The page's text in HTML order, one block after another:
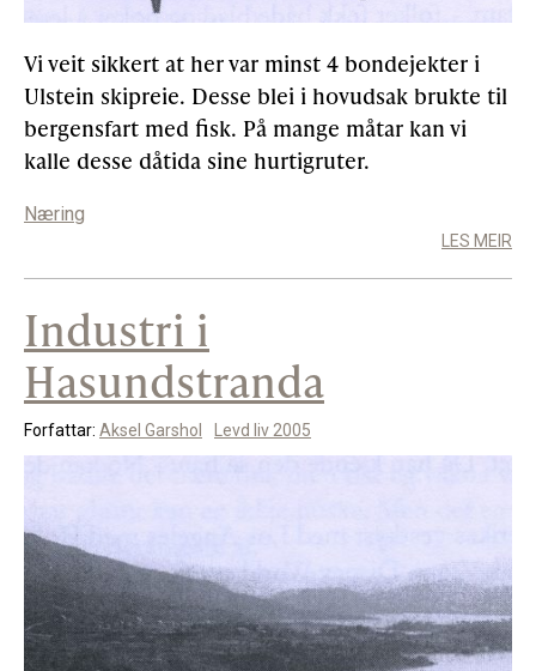
Gløymt passord Allereie medlem?Logg inn
Vi veit sikkert at her var minst 4 bondejekter i
Ulstein skipreie. Desse blei i hovudsak brukte til
bergensfart med fisk. På mange måtar kan vi
kalle desse dåtida sine hurtigruter.
Næring
LES MEIR
Industri i
Hasundstranda
Forfattar: Aksel Garshol Levd liv 2005